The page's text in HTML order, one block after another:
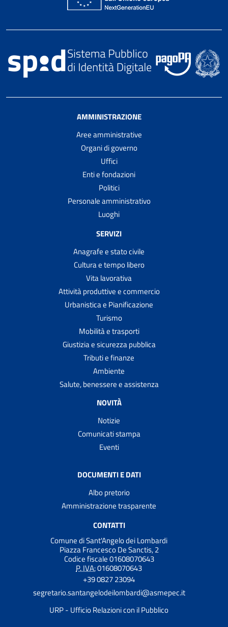
AMMINISTRAZIONE
Aree amministrative
Organi di governo
Uffici
Enti e fondazioni
Politici
Personale amministrativo
Luoghi
SERVIZI
Anagrafe e stato civile
Cultura e tempo libero
Vita lavorativa
Attività produttive e commercio
Urbanistica e Pianificazione
Turismo
Mobilità e trasporti
Giustizia e sicurezza pubblica
Tributi e finanze
Ambiente
Salute, benessere e assistenza
NOVITÀ
Notizie
Comunicati stampa
Eventi
DOCUMENTI E DATI
Albo pretorio
Amministrazione trasparente
CONTATTI
Comune di Sant'Angelo dei Lombardi
Piazza Francesco De Sanctis, 2
Codice fiscale 01608070643
P. IVA:01608070643
+39 0827 23094
segretario.santangelodeilombardi@asmepec.it
URP - Ufficio Relazioni con il Pubblico